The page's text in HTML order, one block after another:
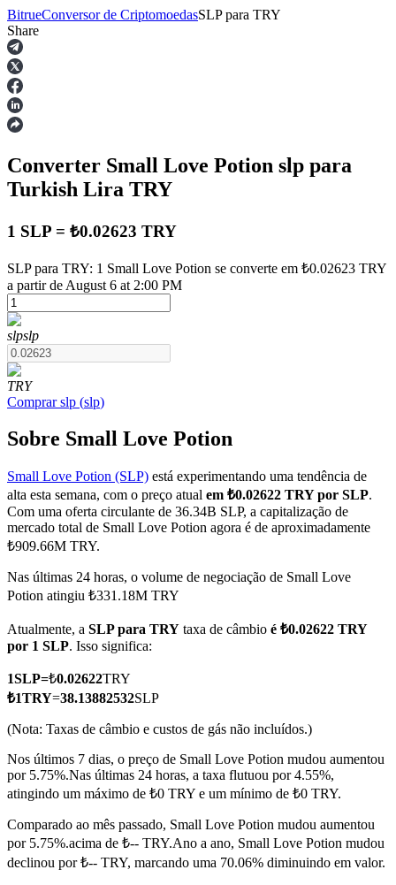
Futuros
Futuros de USDT
Futuros usando USDT como garantia
Futuros COIN-M
Futuros de criptomoeda
TradFi
Derivativos de ações, câmbio, metais preciosos e commodities
Futuros de USDC
BitrueConversor de CriptomoedasSLP para TRY
Share
Converter Small Love Potion slp para
Turkish Lira TRY
1 SLP = ₺0.02623 TRY
SLP para TRY: 1 Small Love Potion se converte em ₺0.02623 TRY
a partir de August 6 at 2:00 PM
slpslp
TRY
Comprar slp (slp)
Sobre Small Love Potion
Small Love Potion (SLP) está experimentando uma tendência de
alta esta semana, com o preço atual em ₺0.02622 TRY por SLP.
Com uma oferta circulante de 36.34B SLP, a capitalização de
mercado total de Small Love Potion agora é de aproximadamente
₺909.66M TRY.
Nas últimas 24 horas, o volume de negociação de Small Love
Potion atingiu ₺331.18M TRY
Atualmente, a SLP para TRY taxa de câmbio é ₺0.02622 TRY
por 1 SLP. Isso significa:
1SLP=₺0.02622TRY
₺1TRY=38.13882532SLP
(Nota: Taxas de câmbio e custos de gás não incluídos.)
Nos últimos 7 dias, o preço de Small Love Potion mudou aumentou
por 5.75%.Nas últimas 24 horas, a taxa flutuou por 4.55%,
atingindo um máximo de ₺0 TRY e um mínimo de ₺0 TRY.
Comparado ao mês passado, Small Love Potion mudou aumentou
por 5.75%.acima de ₺-- TRY.Ano a ano, Small Love Potion mudou
declinou por ₺-- TRY, marcando uma 70.06% diminuindo em valor.